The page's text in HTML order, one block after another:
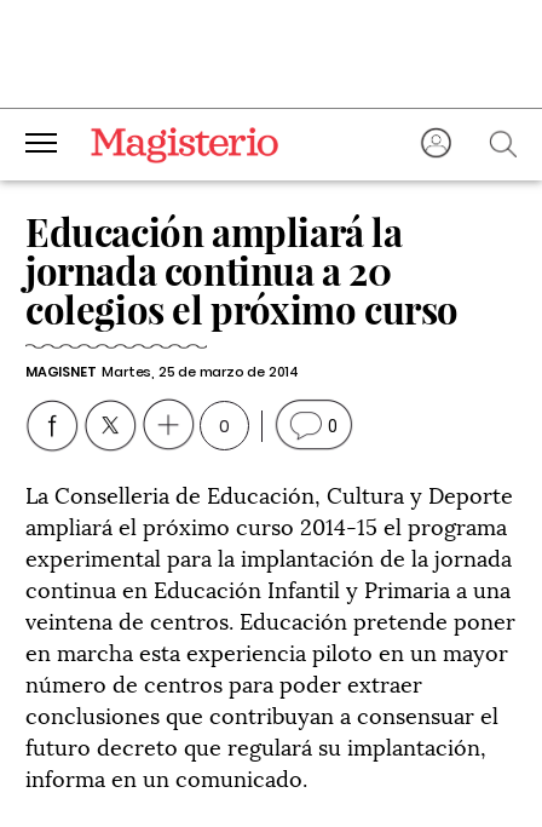
Educación ampliará la
jornada continua a 20
colegios el próximo curso
MAGISNET Martes, 25 de marzo de 2014
0 0
La Conselleria de Educación, Cultura y Deporte
ampliará el próximo curso 2014-15 el programa
experimental para la implantación de la jornada
continua en Educación Infantil y Primaria a una
veintena de centros. Educación pretende poner
en marcha esta experiencia piloto en un mayor
número de centros para poder extraer
conclusiones que contribuyan a consensuar el
futuro decreto que regulará su implantación,
informa en un comunicado.